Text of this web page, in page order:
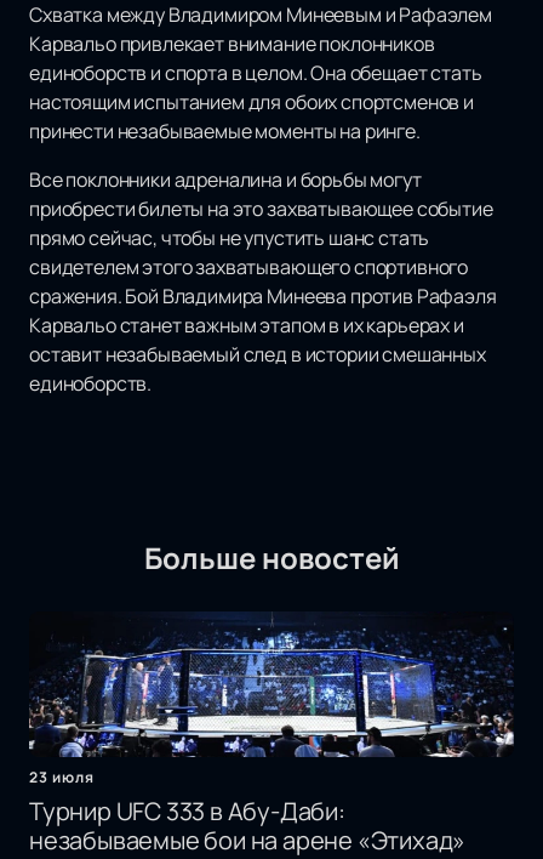
Схватка между Владимиром Минеевым и Рафаэлем
Карвальо привлекает внимание поклонников
единоборств и спорта в целом. Она обещает стать
настоящим испытанием для обоих спортсменов и
принести незабываемые моменты на ринге.
Все поклонники адреналина и борьбы могут
приобрести билеты на это захватывающее событие
прямо сейчас, чтобы не упустить шанс стать
свидетелем этого захватывающего спортивного
сражения. Бой Владимира Минеева против Рафаэля
Карвальо станет важным этапом в их карьерах и
оставит незабываемый след в истории смешанных
единоборств.
Больше новостей
23 июля
Турнир UFC 333 в Абу-Даби:
незабываемые бои на арене «Этихад»